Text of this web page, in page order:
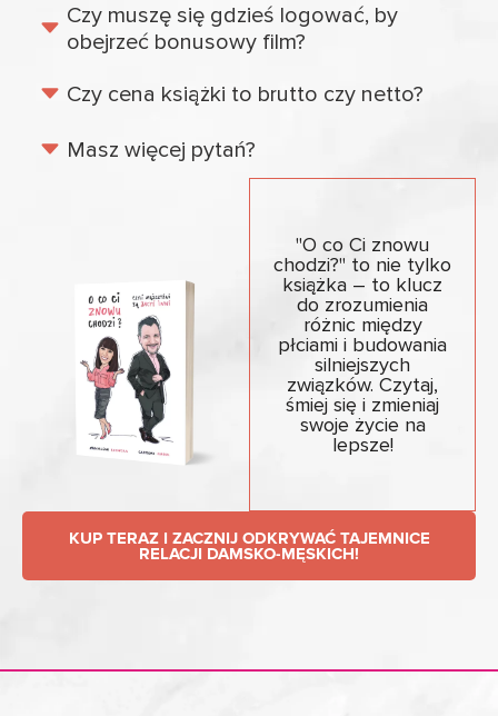
Czy muszę się gdzieś logować, by
obejrzeć bonusowy film?
Czy cena książki to brutto czy netto?
Masz więcej pytań?
"O co Ci znowu
chodzi?" to nie tylko
książka – to klucz
do zrozumienia
różnic między
płciami i budowania
silniejszych
związków. Czytaj,
śmiej się i zmieniaj
swoje życie na
lepsze!
KUP TERAZ I ZACZNIJ ODKRYWAĆ TAJEMNICE
RELACJI DAMSKO-MĘSKICH!